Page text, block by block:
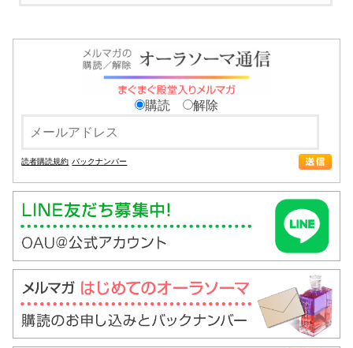
購読 解除
読者購読規約 バックナンバー